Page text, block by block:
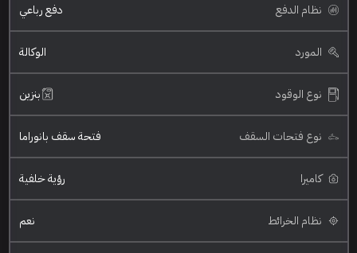
نظام الدفع دفع رباعي
المورد الوكالة
نوع الوقود بنزين
نوع فتحات السقف فتحة سقف بانوراما
كاميرا رؤية خلفية
نظام الخرائط نعم